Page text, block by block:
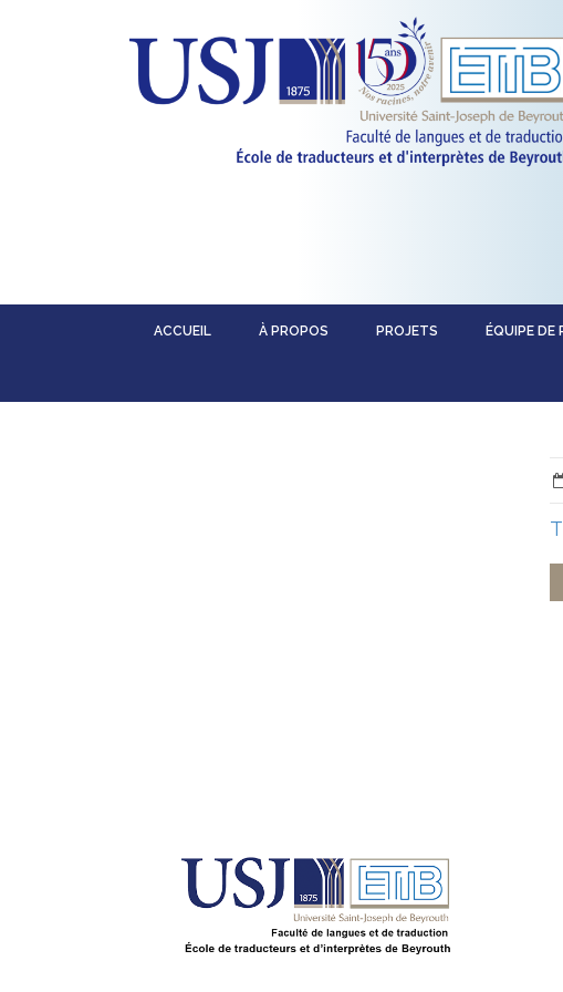
ACCUEIL À PROPOS PROJETS ÉQUIPE DE